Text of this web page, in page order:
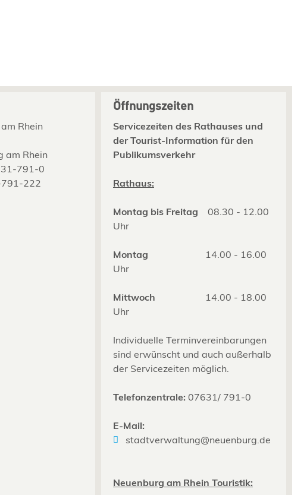
Rhein
am Rhein
791-0
222
Öffnungszeiten
Servicezeiten des Rathauses und
der Tourist-Information für den
Publikumsverkehr
Rathaus:
Montag bis Freitag 08.30 - 12.00
Uhr
Montag
14.00 - 16.00
Uhr
Mittwoch
14.00 - 18.00
Uhr
Individuelle Terminvereinbarungen
sind erwünscht und auch außerhalb
der Servicezeiten möglich.
Telefonzentrale: 07631/ 791-0
E-Mail:
stadtverwaltung@neuenburg.de
Neuenburg am Rhein Touristik: